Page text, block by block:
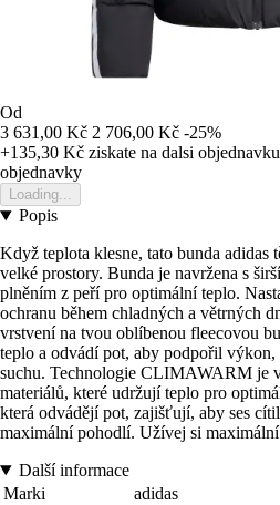
Od
3 631,00 Kč 2 706,00 Kč -25%
+135,30 Kč ziskate na dalsi objednavku
objednavky
Loading...
Popis
Když teplota klesne, tato bunda adidas
velké prostory. Bunda je navržena s
plněním z peří pro optimální teplo.
ochranu během chladných a větrných
vrstvení na tvou oblíbenou fleecovou
teplo a odvádí pot, aby podpořil výkon,
suchu. Technologie CLIMAWARM je
materiálů, které udržují teplo pro
která odvádějí pot, zajišťují, aby ses
maximální pohodlí. Užívej si
Další informace
Marki
adidas